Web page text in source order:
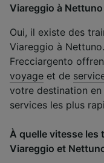
Viareggio à Nettuno
Oui, il existe des
Viareggio à
Frecciargento
voyage et de
votre destination
services les plus
À quelle vitesse
Viareggio et